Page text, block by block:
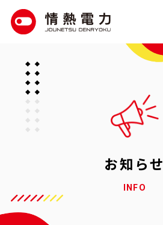
e
お知らせ
INFO